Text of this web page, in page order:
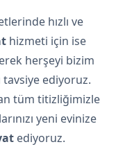
hızlı ve
hizmeti için ise
herşeyi bizim
tavsiye ediyoruz.
tüm titizliğimizle
yeni evinize
ediyoruz.